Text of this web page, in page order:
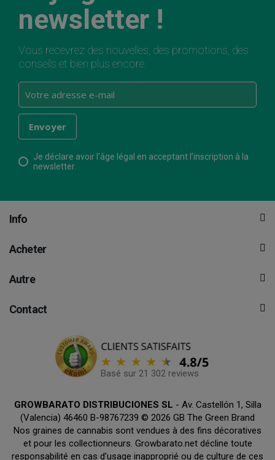
newsletter !
Vous recevrez des nouvelles, des promotions, des
conseils et bien plus encore.
Je déclare avoir l’âge légal en acceptant l’inscription à la
newsletter.
Info
Acheter
Autre
Contact
Basé sur 21 302 reviews
GROWBARATO DISTRIBUCIONES SL - Av. Castellón 1, Silla
(Valencia) 46460 B-98767239 © 2026 GB The Green Brand
Nos graines de cannabis sont vendues à des fins décoratives
et pour les collectionneurs. Growbarato.net décline toute
responsabilité en cas d’usage inapproprié ou de culture de ces